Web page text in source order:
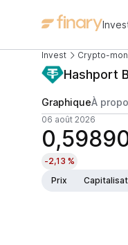
Invest Crypto-
Hashport
GraphiqueÀ
06 août 2026
-2,13 %
Prix